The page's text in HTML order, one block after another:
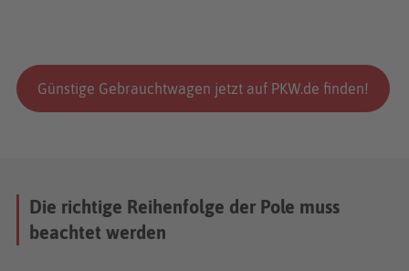
Günstige Gebrauchtwagen jetzt auf PKW.de finden!
Die richtige Reihenfolge der Pole muss
beachtet werden